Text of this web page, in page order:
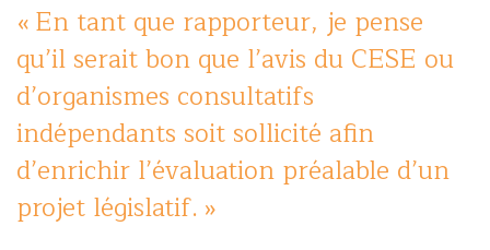
En tant que rapporteur, je pense
qu’il serait bon que l’avis du CESE ou
d’organismes consultatifs
indépendants soit sollicité afin
d’enrichir l’évaluation préalable d’un
projet législatif.